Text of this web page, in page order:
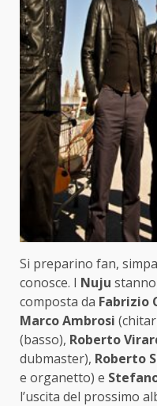
Si preparino fan,
conosce. I Nuju
composta da Fabrizio
Marco Ambrosi
(basso), Roberto
dubmaster), Roberto
e organetto) e
l’uscita del prossimo